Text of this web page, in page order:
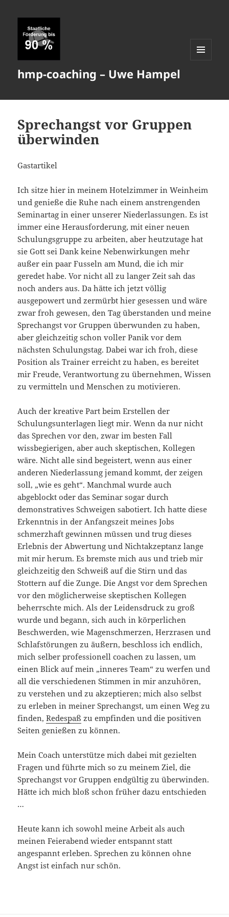
hmp-coaching – Uwe Hampel
Sprechangst vor Gruppen
überwinden
Gastartikel
Ich sitze hier in meinem Hotelzimmer in Weinheim
und genieße die Ruhe nach einem anstrengenden
Seminartag in einer unserer Niederlassungen. Es ist
immer eine Herausforderung, mit einer neuen
Schulungsgruppe zu arbeiten, aber heutzutage hat
sie Gott sei Dank keine Nebenwirkungen mehr
außer ein paar Fusseln am Mund, die ich mir
geredet habe. Vor nicht all zu langer Zeit sah das
noch anders aus. Da hätte ich jetzt völlig
ausgepowert und zermürbt hier gesessen und wäre
zwar froh gewesen, den Tag überstanden und meine
Sprechangst vor Gruppen überwunden zu haben,
aber gleichzeitig schon voller Panik vor dem
nächsten Schulungstag. Dabei war ich froh, diese
Position als Trainer erreicht zu haben, es bereitet
mir Freude, Verantwortung zu übernehmen, Wissen
zu vermitteln und Menschen zu motivieren.
Auch der kreative Part beim Erstellen der
Schulungsunterlagen liegt mir. Wenn da nur nicht
das Sprechen vor den, zwar im besten Fall
wissbegierigen, aber auch skeptischen, Kollegen
wäre. Nicht alle sind begeistert, wenn aus einer
anderen Niederlassung jemand kommt, der zeigen
soll, „wie es geht“. Manchmal wurde auch
abgeblockt oder das Seminar sogar durch
demonstratives Schweigen sabotiert. Ich hatte diese
Erkenntnis in der Anfangszeit meines Jobs
schmerzhaft gewinnen müssen und trug dieses
Erlebnis der Abwertung und Nichtakzeptanz lange
mit mir herum. Es bremste mich aus und trieb mir
gleichzeitig den Schweiß auf die Stirn und das
Stottern auf die Zunge. Die Angst vor dem Sprechen
vor den möglicherweise skeptischen Kollegen
beherrschte mich. Als der Leidensdruck zu groß
wurde und begann, sich auch in körperlichen
Beschwerden, wie Magenschmerzen, Herzrasen und
Schlafstörungen zu äußern, beschloss ich endlich,
mich selber professionell coachen zu lassen, um
einen Blick auf mein „inneres Team“ zu werfen und
all die verschiedenen Stimmen in mir anzuhören,
zu verstehen und zu akzeptieren; mich also selbst
zu erleben in meiner Sprechangst, um einen Weg zu
finden,Redespaß zu empfinden und die positiven
Seiten genießen zu können.
Mein Coach unterstütze mich dabei mit gezielten
Fragen und führte mich so zu meinem Ziel, die
Sprechangst vor Gruppen endgültig zu überwinden.
Hätte ich mich bloß schon früher dazu entschieden
…
Heute kann ich sowohl meine Arbeit als auch
meinen Feierabend wieder entspannt statt
angespannt erleben. Sprechen zu können ohne
Angst ist einfach nur schön.